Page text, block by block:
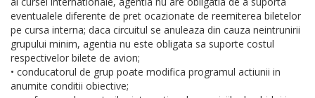
eventualele diferente de pret ocazionate de reemiterea biletelor
pe cursa interna; daca circuitul se anuleaza din cauza neintrunirii
grupului minim, agentia nu este obligata sa suporte costul
respectivelor bilete de avion;
• conducatorul de grup poate modifica programul actiunii in
anumite conditii obiective;